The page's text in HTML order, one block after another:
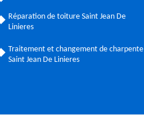
Réparation de toiture Saint Jean De
Linieres
Traitement et changement de charpente
Saint Jean De Linieres